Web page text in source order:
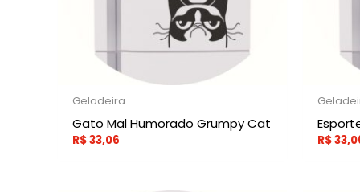
Geladeira
Gato Mal Humorado Grumpy Cat
R$33,06 R$